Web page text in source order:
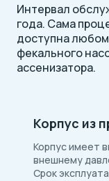
Интервал
года. Сама
доступна
фекального
ассенизатора.
Корпус из
Корпус имеет
внешнему
Срок